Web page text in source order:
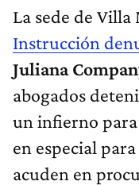
La sede de Villa
Instrucción
Juliana
abogados
un infierno
en especial
acuden en